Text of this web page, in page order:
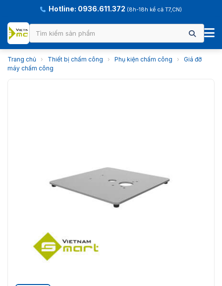
Hotline: 0936.611.372 (8h-18h kể cả T7,CN)
Trang chủ › Thiết bị chấm công › Phụ kiện chấm công ›
Giá đỡ
máy chấm công